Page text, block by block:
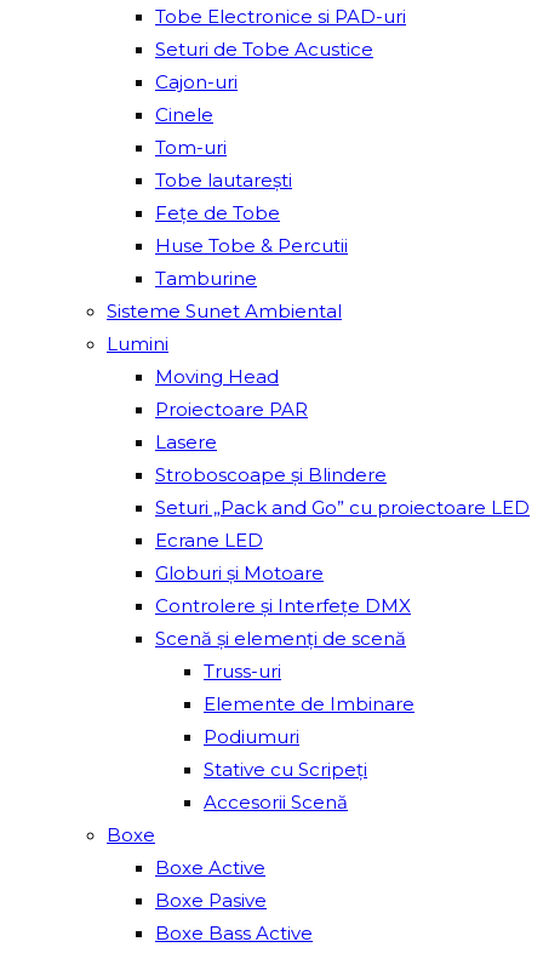
Tobe Electronice si PAD-uri
Seturi de Tobe Acustice
Cajon-uri
Cinele
Tom-uri
Tobe lautareşti
Fețe de Tobe
Huse Tobe & Percutii
Tamburine
Sisteme Sunet Ambiental
Lumini
Moving Head
Proiectoare PAR
Lasere
Stroboscoape și Blindere
Seturi „Pack and Go” cu proiectoare LED
Ecrane LED
Globuri și Motoare
Controlere și Interfețe DMX
Scenă și elemenți de scenă
Truss-uri
Elemente de Imbinare
Podiumuri
Stative cu Scripeți
Accesorii Scenă
Boxe
Boxe Active
Boxe Pasive
Boxe Bass Active